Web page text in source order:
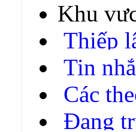
Khu
Thiếp
Tin
Các
Đang